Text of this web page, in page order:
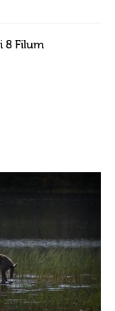
8 Filum